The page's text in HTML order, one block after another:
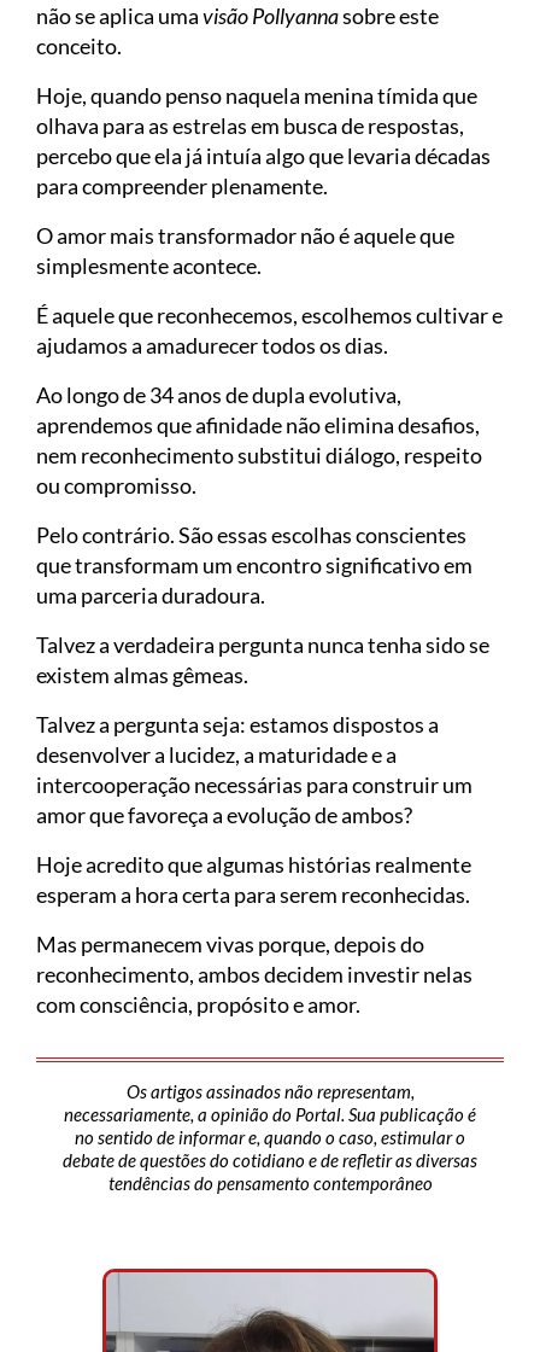
não se aplica umavisão Pollyannasobre este
conceito.
Hoje, quando penso naquela menina tímida que
olhava para as estrelas em busca de respostas,
percebo que ela já intuía algo que levaria décadas
para compreender plenamente.
O amor mais transformador não é aquele que
simplesmente acontece.
É aquele que reconhecemos, escolhemos cultivar e
ajudamos a amadurecer todos os dias.
Ao longo de 34 anos de dupla evolutiva,
aprendemos que afinidade não elimina desafios,
nem reconhecimento substitui diálogo, respeito
ou compromisso.
Pelo contrário. São essas escolhas conscientes
que transformam um encontro significativo em
uma parceria duradoura.
Talvez a verdadeira pergunta nunca tenha sido se
existem almas gêmeas.
Talvez a pergunta seja: estamos dispostos a
desenvolver a lucidez, a maturidade e a
intercooperação necessárias para construir um
amor que favoreça a evolução de ambos?
Hoje acredito que algumas histórias realmente
esperam a hora certa para serem reconhecidas.
Mas permanecem vivas porque, depois do
reconhecimento, ambos decidem investir nelas
com consciência, propósito e amor.
Os artigos assinados não representam,
necessariamente, a opinião do Portal. Sua publicação é
no sentido de informar e, quando o caso, estimular o
debate de questões do cotidiano e de refletir as diversas
tendências do pensamento contemporâneo